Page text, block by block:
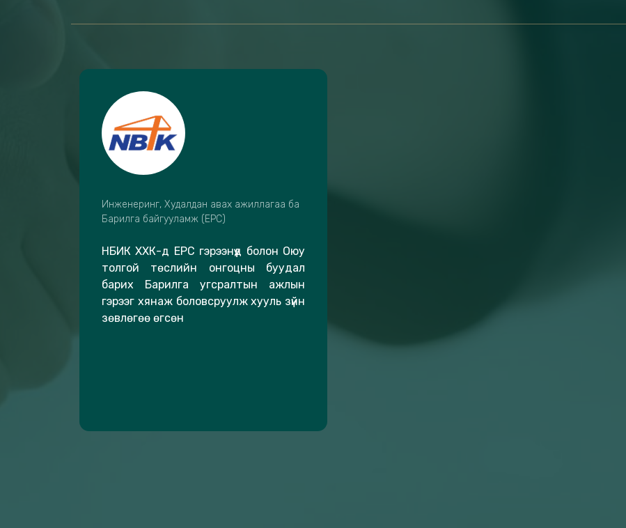
Инженеринг, Худалдан авах ажиллагаа ба
Барилга байгууламж (EPC)
НБИК ХХК-д EPC гэрээнүүд болон Оюу
толгой төслийн онгоцны буудал
барих Барилга угсралтын ажлын
гэрээг хянаж боловсруулж хууль зүйн
зөвлөгөө өгсөн